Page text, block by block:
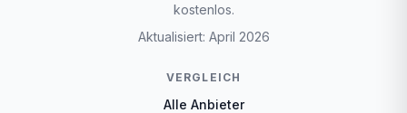
kostenlos.
Aktualisiert: April 2026
VERGLEICH
Alle Anbieter